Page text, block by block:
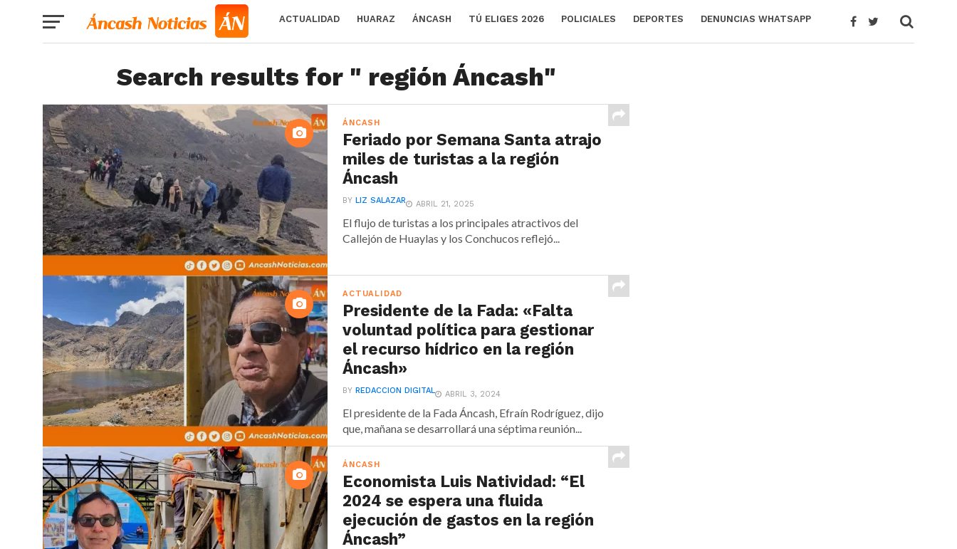
ACTUALIDAD HUARAZ ÁNCASH TÚ ELIGES 2026 POLICIALES DEPORTES DENUNCIAS WHATSAPP
Search results for " región Áncash"
ÁNCASH
Feriado por Semana Santa atrajo
miles de turistas a la región
Áncash
BYLIZ SALAZAR ABRIL 21, 2025
El flujo de turistas a los principales atractivos del
Callejón de Huaylas y los Conchucos reflejó...
ACTUALIDAD
Presidente de la Fada: «Falta
voluntad política para gestionar
el recurso hídrico en la región
Áncash»
BYREDACCION DIGITAL ABRIL 3, 2024
El presidente de la Fada Áncash, Efraín Rodríguez, dijo
que, mañana se desarrollará una séptima reunión...
ÁNCASH
Economista Luis Natividad: “El
2024 se espera una fluida
ejecución de gastos en la región
Áncash”